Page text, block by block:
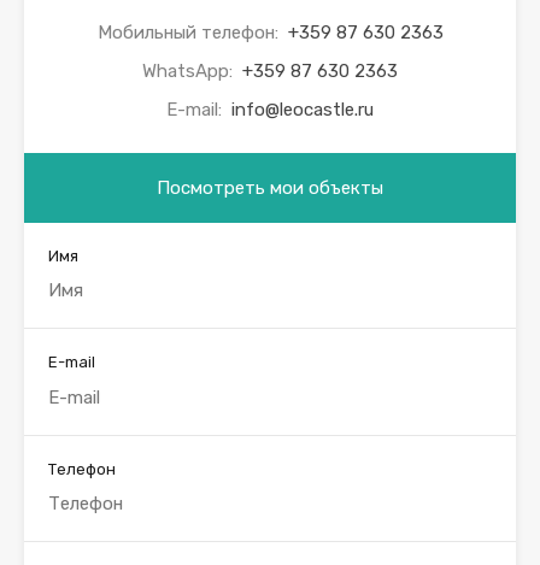
Мобильный телефон: +359 87 630 2363
WhatsApp: +359 87 630 2363
E-mail: info@leocastle.ru
Посмотреть мои объекты
Имя
E-mail
Телефон